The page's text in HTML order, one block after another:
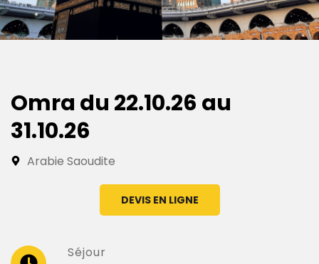
Omra du 22.10.26 au
31.10.26
Arabie Saoudite
DEVIS EN LIGNE
Séjour